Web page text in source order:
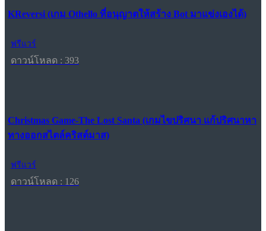
KReversi (เกม Othello ที่อนุญาตให้สร้าง Bot มาแข่งเองได้)
ฟรีแวร์
ดาวน์โหลด : 393
Christmas Game-The Lost Santa (เกมไขปริศนา แก้ปริศนาหา
ทางออกสไตล์คริสต์มาส)
ฟรีแวร์
ดาวน์โหลด : 126